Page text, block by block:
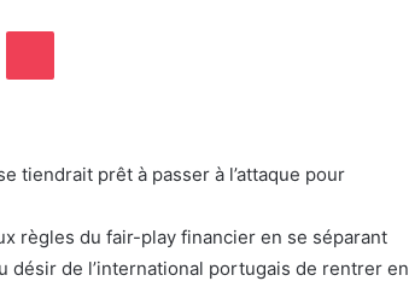
tiendrait prêt à passer à l’attaque pour
règles du fair-play financier en se séparant
désir de l’international portugais de rentrer en